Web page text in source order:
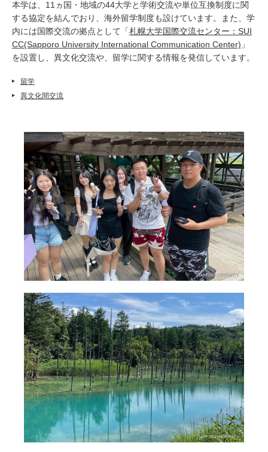
本学は、11ヵ国・地域の44大学と学術交流や単位互換制度に関
する協定を結んでおり、海外留学制度も設けています。また、学
内には国際交流の拠点として「札幌大学国際交流センター：SUI
CC(Sapporo University International Communication Center) 」
を設置し、異文化交流や、留学に関する情報を発信しています。
留学
異文化間交流